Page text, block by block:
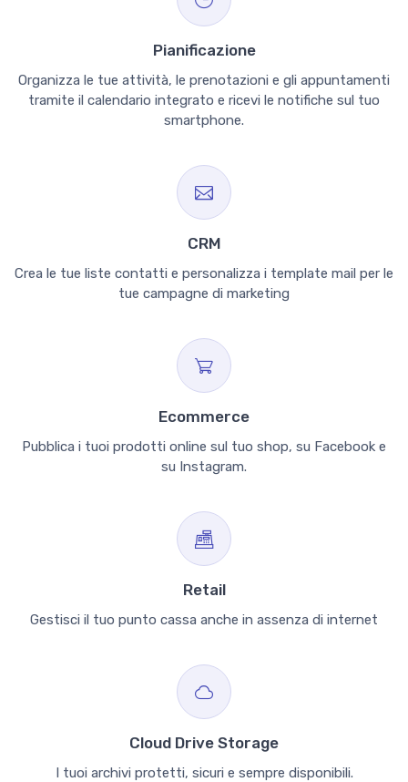
Pianificazione
Organizza le tue attività, le prenotazioni e gli appuntamenti
tramite il calendario integrato e ricevi le notifiche sul tuo
smartphone.
CRM
Crea le tue liste contatti e personalizza i template mail per le
tue campagne di marketing
Ecommerce
Pubblica i tuoi prodotti online sul tuo shop, su Facebook e
su Instagram.
Retail
Gestisci il tuo punto cassa anche in assenza di internet
Cloud Drive Storage
I tuoi archivi protetti, sicuri e sempre disponibili.